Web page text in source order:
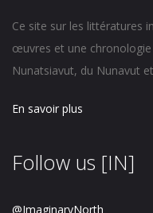
Ce site sur les littératures
œuvres et une
Nunatsiavut, du Nunavut
En savoir plus
Follow us [IN]
@ImaginaryNorth